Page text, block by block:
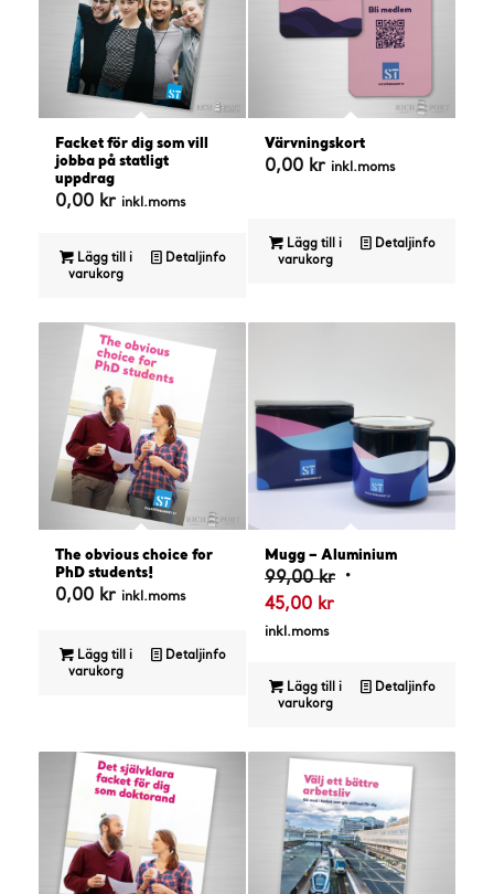
Facket för dig som vill
jobba på statligt
uppdrag
0,00 kr inkl.moms
Lägg till i
varukorg
Detaljinfo
Värvningskort
0,00 kr inkl.moms
Lägg till i
varukorg
Detaljinfo
The obvious choice for
PhD students!
0,00 kr inkl.moms
Lägg till i
varukorg
Detaljinfo
Mugg – Aluminium
99,00kr Det
99,00 kr.
45,00 krDet
är:
45,00 kr.
inkl.moms
Lägg till i
varukorg
Detaljinfo